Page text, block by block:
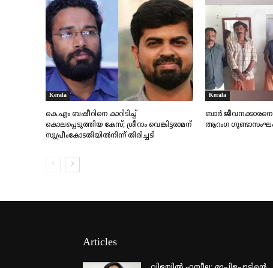
Kerala
കെ.എം ബഷീറിനെ കാറിടിച്ച്
കൊലപ്പെടുത്തിയ കേസ്; ശ്രീറാം വെങ്കിട്ടരാമന്
സുപ്രീംകോടതിയിൽനിന്ന് തിരിച്ചടി
Kerala
ബാർ ജീവനക്കാരനെ
ആറംഗ ഗുണ്ടാസംഘം
Articles